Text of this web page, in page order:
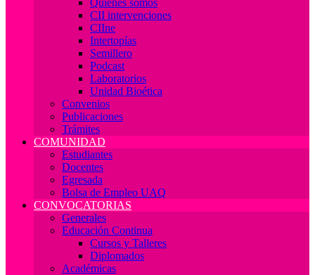
Quienes somos
CII intervenciones
CIIne
Intertopías
Semillero
Podcast
Laboratorios
Unidad Bioética
Convenios
Publicaciones
Trámites
COMUNIDAD
Estudiantes
Docentes
Egresada
Bolsa de Empleo UAQ
CONVOCATORIAS
Generales
Educación Continua
Cursos y Talleres
Diplomados
Académicas